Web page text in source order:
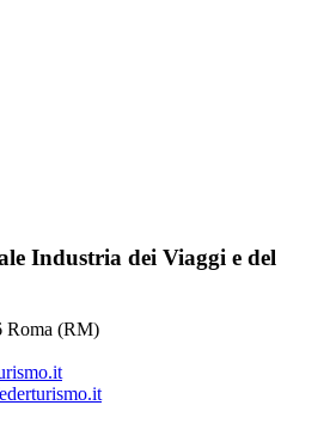
Industria dei Viaggi e del
Roma (RM)